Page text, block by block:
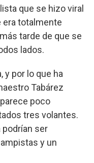
que se hizo viral
era totalmente
tarde de que se
lados.
y por lo que ha
Tabárez
poco
tres volantes.
podrían ser
y un